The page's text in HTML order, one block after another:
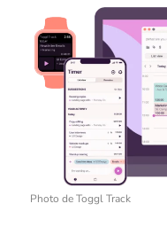
Photo de Toggl Track